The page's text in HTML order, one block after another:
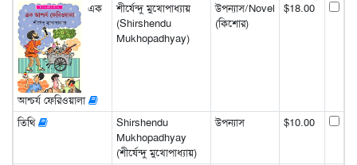
এক
আশ্চর্য ফেরিওয়ালা
শীর্ষেন্দু মুখোপাধ্যায়
(Shirshendu
Mukhopadhyay)
উপন্যাস/Novel
(কিশোর)
$18.00
তিথি
Shirshendu
Mukhopadhyay
(শীর্ষেন্দু মুখোপাধ্যায়)
উপন্যাস $10.00